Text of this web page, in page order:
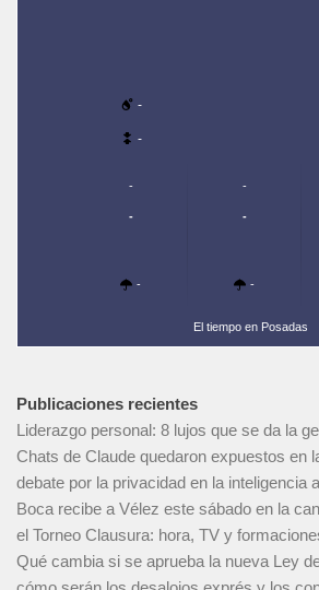
-
-
-
-
-
-
-
-
El tiempo en Posadas
Publicaciones recientes
Liderazgo personal: 8 lujos que se da la
Chats de Claude quedaron expuestos en
debate por la privacidad en la inteligencia
Boca recibe a Vélez este sábado en la
el Torneo Clausura: hora, TV y
Qué cambia si se aprueba la nueva Ley